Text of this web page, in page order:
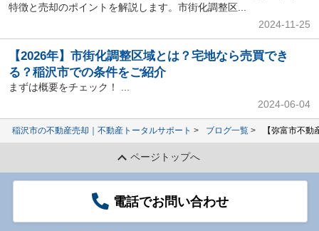
特徴と売却のポイントを解説します。市街化調整区...
2024-11-25
【2026年】市街化調整区域とは？宅地なら売買でき
る？稲沢市での条件をご紹介
まずは概要をチェック！ ...
2024-06-04
稲沢市の不動産売却｜不動産トータルサポート ブログ一覧 【弥富市不
ページトップへ
電話でお問い合わせ